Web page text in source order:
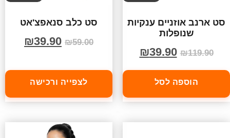
סט ארנב אוזניים ענקיות
שנופלות
₪119.90
₪39.90
הוספה לסל
סט כלב סנאפצ'אט
₪59.00
₪39.90
לצפייה ורכישה